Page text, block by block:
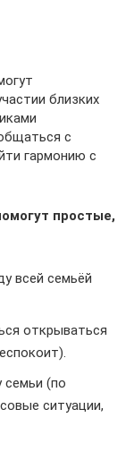
близких
с
гармонию с
простые,
всей семьёй
открываться
семьи (по
ситуации,